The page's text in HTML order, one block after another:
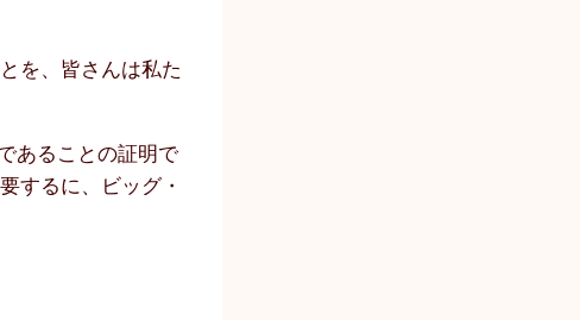
を、皆さんは私た
あることの証明で
するに、ビッグ・